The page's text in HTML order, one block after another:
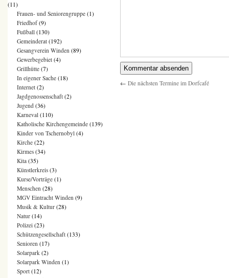
← Die nächsten Termine im Dorfcafé
(11)
Frauen- und Seniorengruppe (1)
Friedhof(9)
Fußball (130)
Gemeinderat (192)
Gesangverein Winden (89)
Gewerbegebiet (4)
Grillhütte (7)
In eigener Sache (18)
Internet (2)
Jagdgenossenschaft (2)
Jugend (36)
Karneval (110)
Katholische Kirchengemeinde (139)
Kinder von Tschernobyl (4)
Kirche (22)
Kirmes (34)
Kita (35)
Künstlerkreis (3)
Kurse/Vorträge (1)
Menschen (28)
MGV Eintracht Winden (9)
Musik & Kultur (28)
Natur (14)
Polizei (23)
Schützengesellschaft (133)
Senioren (17)
Solarpark (2)
Solarpark Winden (1)
Sport (12)